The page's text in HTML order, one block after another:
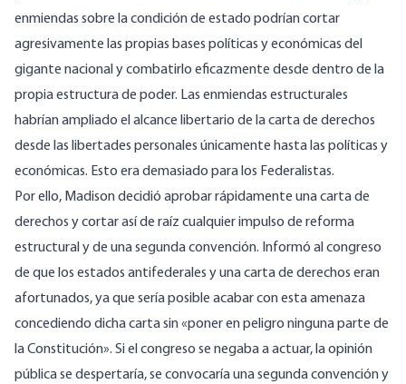
enmiendas sobre la condición de estado podrían cortar
agresivamente las propias bases políticas y económicas del
gigante nacional y combatirlo eficazmente desde dentro de la
propia estructura de poder. Las enmiendas estructurales
habrían ampliado el alcance libertario de la carta de derechos
desde las libertades personales únicamente hasta las políticas y
económicas. Esto era demasiado para los Federalistas.
Por ello, Madison decidió aprobar rápidamente una carta de
derechos y cortar así de raíz cualquier impulso de reforma
estructural y de una segunda convención. Informó al congreso
de que los estados antifederales y una carta de derechos eran
afortunados, ya que sería posible acabar con esta amenaza
concediendo dicha carta sin «poner en peligro ninguna parte de
la Constitución». Si el congreso se negaba a actuar, la opinión
pública se despertaría, se convocaría una segunda convención y